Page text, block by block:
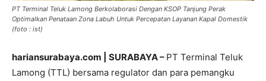
PT Terminal Teluk Lamong Berkolaborasi Dengan KSOP Tanjung Perak
Optimalkan Penataan Zona Labuh Untuk Percepatan Layanan Kapal Domestik
(foto : ist)
hariansurabaya.com | SURABAYA – PT Terminal Teluk
Lamong (TTL) bersama regulator dan para pemangku